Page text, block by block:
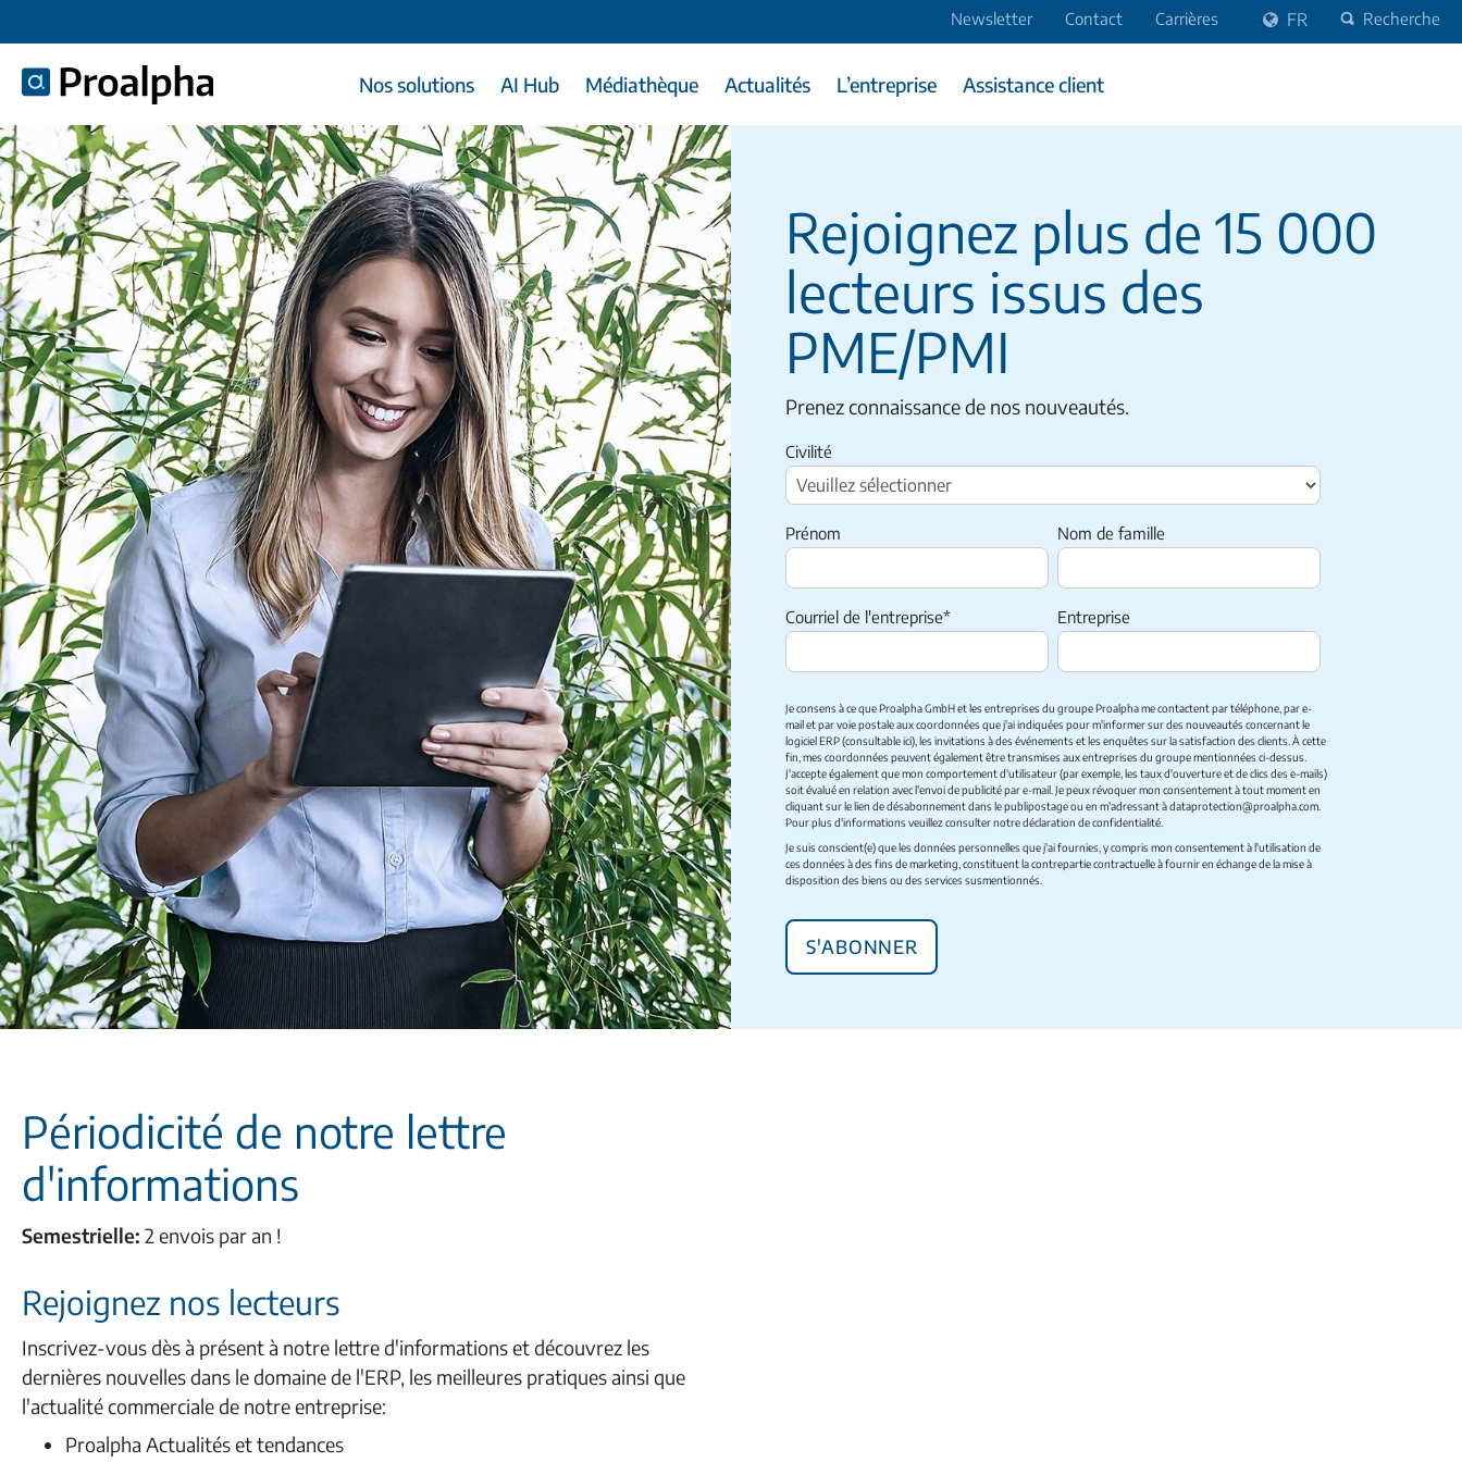
Newsletter Contact Carrières FR Recherche
Nos solutions AI Hub Médiathèque Actualités L’entreprise Assistance client
Rejoignez plus de 15 000
lecteurs issus des
PME/PMI
Prenez connaissance de nos nouveautés.
Civilité
Prénom Nom de famille
Courriel de l'entreprise* Entreprise
Je consens à ce que Proalpha GmbH et les entreprises du groupe Proalphame contactent par téléphone, par e-
mail et par voie postale aux coordonnées que j'ai indiquées pour m'informer sur des nouveautés concernant le
logiciel ERP (consultable ici), les invitations à des événements et les enquêtes sur la satisfaction des clients. À cette
fin, mes coordonnées peuvent également être transmises aux entreprises du groupe mentionnées ci-dessus.
J'accepte également que mon comportement d'utilisateur (par exemple, les taux d'ouverture et de clics des e-mails)
soit évalué en relation avec l'envoi de publicité par e-mail. Je peux révoquer mon consentement à tout moment en
cliquant sur le lien de désabonnement dans le publipostage ou en m'adressant àdataprotection@proalpha.com
Pour plus d'informations veuillez consulter notredéclaration de confidentialité
Je suis conscient(e) que les données personnelles que j'ai fournies, y compris mon consentement à l'utilisation de
ces données à des fins de marketing, constituent la contrepartie contractuelle à fournir en échange de la mise à
disposition des biens ou des services susmentionnés.
Périodicité de notre lettre
d'informations
Semestrielle: 2 envois par an !
Rejoignez nos lecteurs
Inscrivez-vous dès à présent à notre lettre d'informations et découvrez les
dernières nouvelles dans le domaine de l'ERP, les meilleures pratiques ainsi que
l'actualité commerciale de notre entreprise:
Proalpha Actualités et tendances